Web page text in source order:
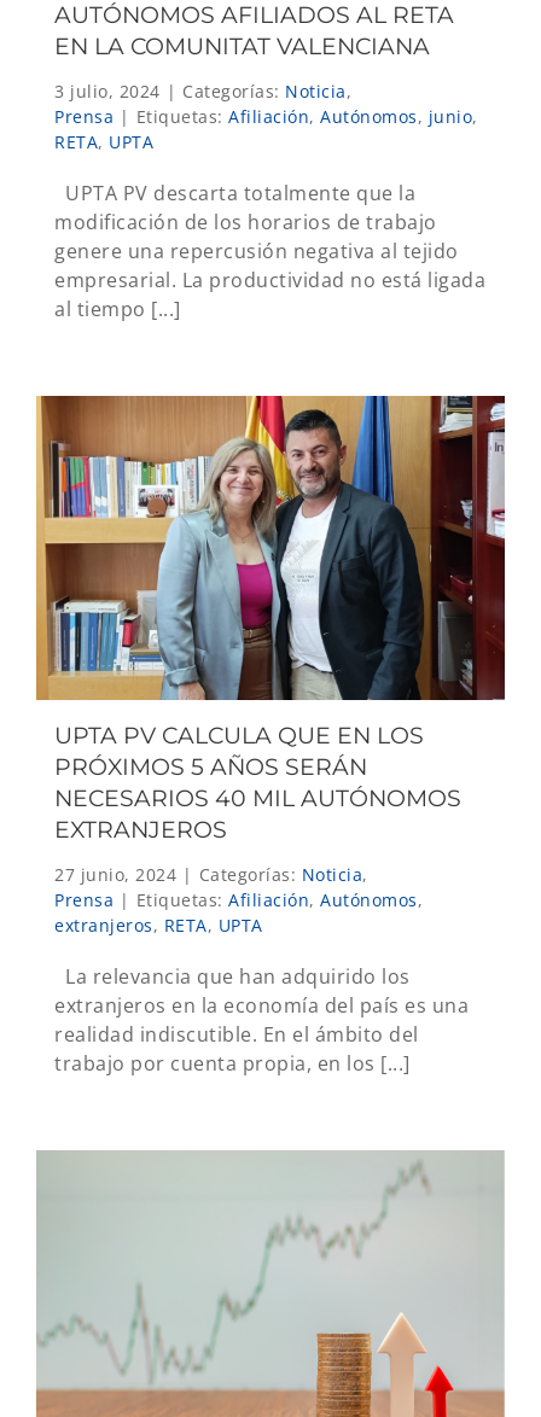
AUTÓNOMOS AFILIADOS AL RETA
EN LA COMUNITAT VALENCIANA
3 julio, 2024 | Categorías: Noticia,
Prensa | Etiquetas: Afiliación, Autónomos, junio,
RETA, UPTA
UPTA PV descarta totalmente que la
modificación de los horarios de trabajo
genere una repercusión negativa al tejido
empresarial. La productividad no está ligada
al tiempo [...]
UPTA PV CALCULA QUE EN LOS
PRÓXIMOS 5 AÑOS SERÁN
NECESARIOS 40 MIL AUTÓNOMOS
EXTRANJEROS
27 junio, 2024 | Categorías: Noticia,
Prensa | Etiquetas: Afiliación, Autónomos,
extranjeros, RETA, UPTA
La relevancia que han adquirido los
extranjeros en la economía del país es una
realidad indiscutible. En el ámbito del
trabajo por cuenta propia, en los [...]